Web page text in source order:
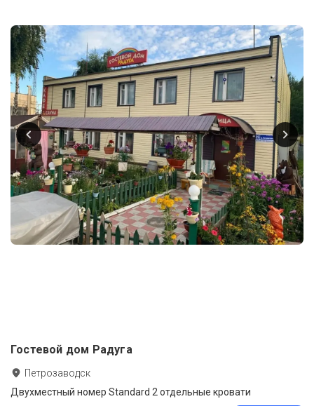
Гостевой дом Радуга
Петрозаводск
Двухместный номер Standard 2 отдельные кровати